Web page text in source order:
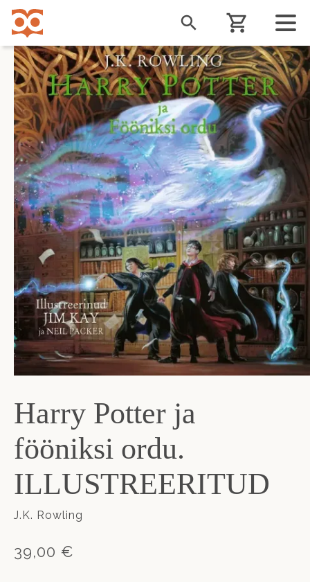
Liigu
edasi
põhisisu
juurde
Harry Potter ja
fööniksi ordu.
ILLUSTREERITUD
J.K. Rowling
39,00 €